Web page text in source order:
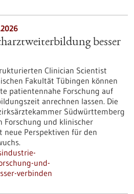
besser
Clinician Scientist
Fakultät Tübingen können
patientennahe Forschung auf
anrechnen lassen. Die
Südwürttemberg
Forschung und klinischer
Perspektiven für den
und-
verbinden